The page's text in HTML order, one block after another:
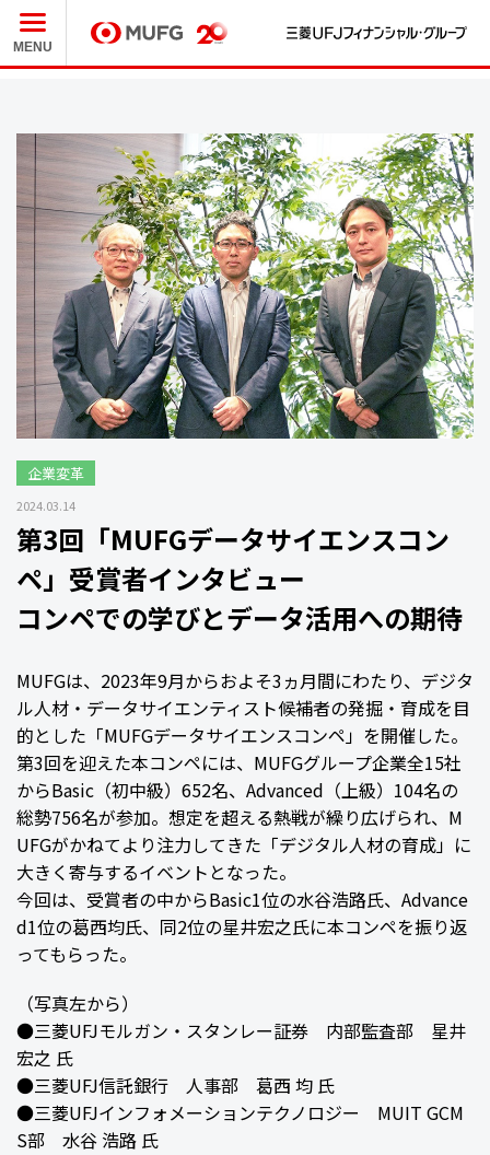
MUFG
MENU
企業変革
2024.03.14
第3回「MUFGデータサイエンスコン
ペ」受賞者インタビュー
コンペでの学びとデータ活用への期待
MUFGは、2023年9月からおよそ3ヵ月間にわたり、デジタ
ル人材・データサイエンティスト候補者の発掘・育成を目
的とした「MUFGデータサイエンスコンペ」を開催した。
第3回を迎えた本コンペには、MUFGグループ企業全15社
からBasic（初中級）652名、Advanced（上級）104名の
総勢756名が参加。想定を超える熱戦が繰り広げられ、M
UFGがかねてより注力してきた「デジタル人材の育成」に
大きく寄与するイベントとなった。
今回は、受賞者の中からBasic1位の水谷浩路氏、Advance
d1位の葛西均氏、同2位の星井宏之氏に本コンペを振り返
ってもらった。
（写真左から）
●三菱UFJモルガン・スタンレー証券 内部監査部 星井
宏之 氏
●三菱UFJ信託銀行 人事部 葛西 均 氏
●三菱UFJインフォメーションテクノロジー MUIT GCM
S部 水谷 浩路 氏